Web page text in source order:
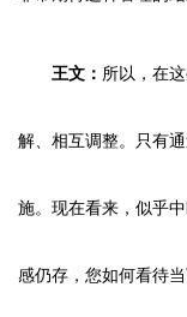
王文： 所以，在
解、相互调整。只有
施。现在看来，似乎
感仍存，您如何看待